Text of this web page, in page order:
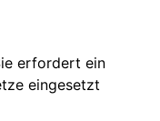
erfordert ein
eingesetzt